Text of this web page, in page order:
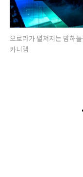
오로라가 펼쳐지는 밤하
카니랩